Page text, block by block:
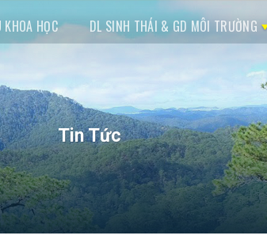
KHOA HỌC DL SINH THÁI & GD MÔI TRƯỜNG
Tin Tức